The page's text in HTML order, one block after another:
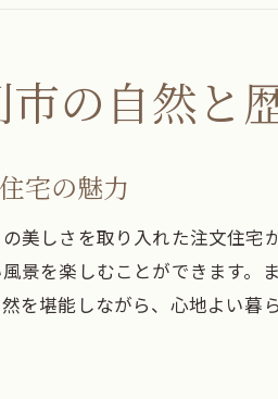
域の風土を反映した足利市の注
市で叶える注文住宅の理想のラ
会と自然が共存する宇都宮市の
都宮市の生活利便性を活かし
都宮市での注文住宅が提供す
性を反映した宇都宮市の注文
の自然と
宅の魅力
美しさを取り入れた注文住
景を楽しむことができます
を堪能しながら、心地よい